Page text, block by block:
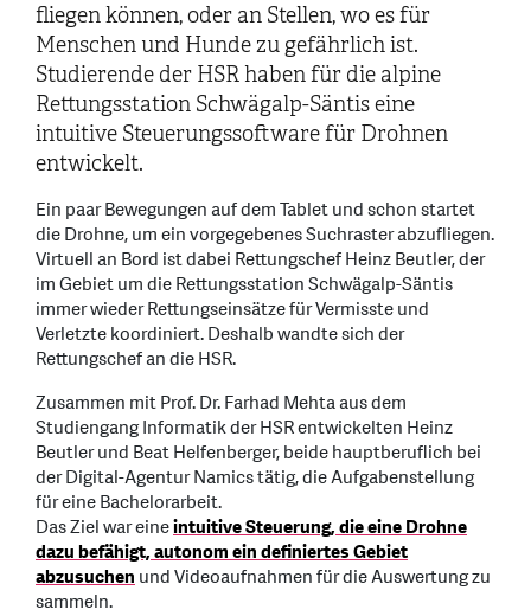
fliegen können, oder an Stellen, wo es für
Menschen und Hunde zu gefährlich ist.
Studierende der HSR haben für die alpine
Rettungsstation Schwägalp-Säntis eine
intuitive Steuerungssoftware für Drohnen
entwickelt.
Ein paar Bewegungen auf dem Tablet und schon startet
die Drohne, um ein vorgegebenes Suchraster abzufliegen.
Virtuell an Bord ist dabei Rettungschef Heinz Beutler, der
im Gebiet um die Rettungsstation Schwägalp-Säntis
immer wieder Rettungseinsätze für Vermisste und
Verletzte koordiniert. Deshalb wandte sich der
Rettungschef an die HSR.
Zusammen mit Prof. Dr. Farhad Mehta aus dem
Studiengang Informatik der HSR entwickelten Heinz
Beutler und Beat Helfenberger, beide hauptberuflich bei
der Digital-Agentur Namics tätig, die Aufgabenstellung
für eine Bachelorarbeit.
Das Ziel war eineintuitive Steuerung, die eine Drohne
dazu befähigt, autonom ein definiertes Gebiet
abzusuchen und Videoaufnahmen für die Auswertung zu
sammeln.